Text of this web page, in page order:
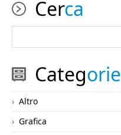
Cerca
Categorie
Altro
Grafica